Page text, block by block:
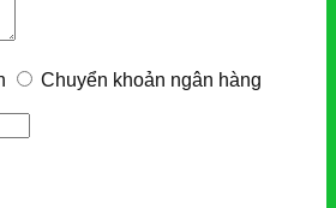
Chuyển khoản ngân hàng